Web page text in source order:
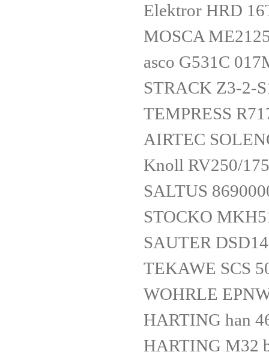
Elektror HRD
MOSCA
asco G531C
STRACK Z3-2-
TEMPRESS
AIRTEC
Knoll RV250/
SALTUS
STOCKO
SAUTER
TEKAWE SCS
WOHRLE
HARTING han
HARTING M32